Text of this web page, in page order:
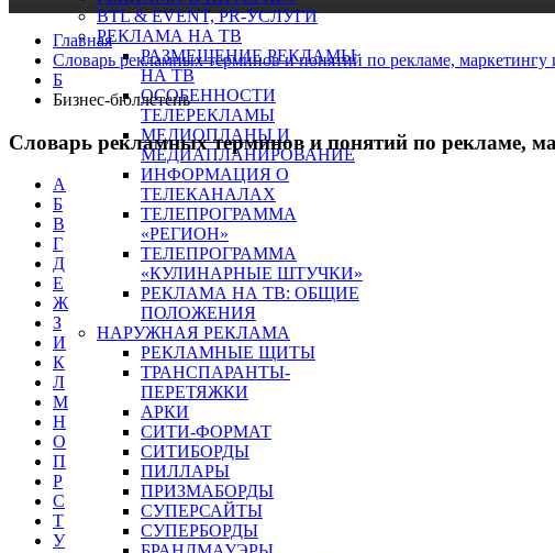
BTL & EVENT, PR-УСЛУГИ
РЕКЛАМА НА ТВ
РАЗМЕЩЕНИЕ РЕКЛАМЫ
НА ТВ
ОСОБЕННОСТИ
ТЕЛЕРЕКЛАМЫ
МЕДИОПЛАНЫ И
МЕДИАПЛАНИРОВАНИЕ
ИНФОРМАЦИЯ О
ТЕЛЕКАНАЛАХ
ТЕЛЕПРОГРАММА
«РЕГИОН»
ТЕЛЕПРОГРАММА
«КУЛИНАРНЫЕ ШТУЧКИ»
РЕКЛАМА НА ТВ: ОБЩИЕ
ПОЛОЖЕНИЯ
НАРУЖНАЯ РЕКЛАМА
РЕКЛАМНЫЕ ЩИТЫ
ТРАНСПАРАНТЫ-
ПЕРЕТЯЖКИ
АРКИ
СИТИ-ФОРМАТ
СИТИБОРДЫ
ПИЛЛАРЫ
ПРИЗМАБОРДЫ
СУПЕРСАЙТЫ
СУПЕРБОРДЫ
Главная
Словарь рекламных терминов и понятий по рекламе, маркетингу
Б
Бизнес-бюллетень
Словарь рекламных терминов и понятий по рекламе,
А
Б
В
Г
Д
Е
Ж
З
И
К
Л
М
Н
О
П
Р
С
Т
У